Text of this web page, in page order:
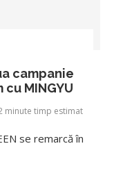
campanie
MINGYU
minute timp estimat
se remarcă în